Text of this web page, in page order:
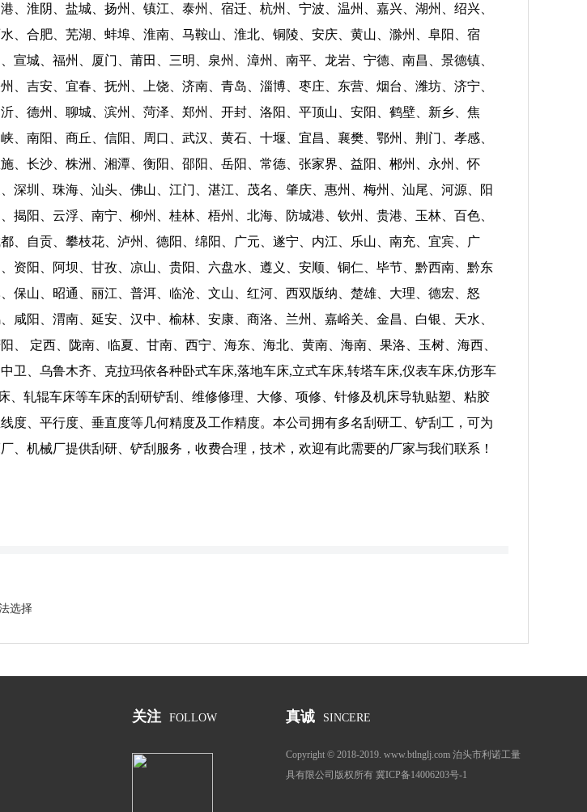
、淮阴、盐城、扬州、镇江、泰州、宿迁、杭州、宁波、温州、嘉兴、湖州、绍兴、
、合肥、芜湖、蚌埠、淮南、马鞍山、淮北、铜陵、安庆、黄山、滁州、阜阳、宿
宣城、福州、厦门、莆田、三明、泉州、漳州、南平、龙岩、宁德、南昌、景德镇、
、吉安、宜春、抚州、上饶、济南、青岛、淄博、枣庄、东营、烟台、潍坊、济宁、
、德州、聊城、滨州、菏泽、郑州、开封、洛阳、平顶山、安阳、鹤壁、新乡、焦
、南阳、商丘、信阳、周口、武汉、黄石、十堰、宜昌、襄樊、鄂州、荆门、孝感、
、长沙、株洲、湘潭、衡阳、邵阳、岳阳、常德、张家界、益阳、郴州、永州、怀
深圳、珠海、汕头、佛山、江门、湛江、茂名、肇庆、惠州、梅州、汕尾、河源、阳
揭阳、云浮、南宁、柳州、桂林、梧州、北海、防城港、钦州、贵港、玉林、百色、
、自贡、攀枝花、泸州、德阳、绵阳、广元、遂宁、内江、乐山、南充、宜宾、广
资阳、阿坝、甘孜、凉山、贵阳、六盘水、遵义、安顺、铜仁、毕节、黔西南、黔东
保山、昭通、丽江、普洱、临沧、文山、红河、西双版纳、楚雄、大理、德宏、怒
咸阳、渭南、延安、汉中、榆林、安康、商洛、兰州、嘉峪关、金昌、白银、天水、
、 定西、陇南、临夏、甘南、西宁、海东、海北、黄南、海南、果洛、玉树、海西、
卫、乌鲁木齐、克拉玛依各种卧式车床,落地车床,立式车床,转塔车床,仪表车床,仿形车
、轧辊车床等车床的刮研铲刮、维修修理、大修、项修、针修及机床导轨贴塑、粘胶
度、平行度、垂直度等几何精度及工作精度。本公司拥有多名刮研工、铲刮工，可为
、机械厂提供刮研、铲刮服务， 收费合理，技术，欢迎有此需要的厂家与我们联系！
选择
关注 FOLLOW 真诚 SINCERE
Copyright © 2018-2019. www.btlnglj.com 泊头市利诺工量
具有限公司版权所有 冀ICP备14006203号-1